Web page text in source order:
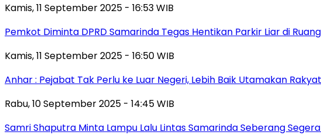
Kamis, 11 September 2025 - 16:53 WIB
Pemkot Diminta DPRD Samarinda Tegas Hentikan Parkir Liar di
Kamis, 11 September 2025 - 16:50 WIB
Anhar : Pejabat Tak Perlu ke Luar Negeri, Lebih Baik Utamakan Rakyat
Rabu, 10 September 2025 - 14:45 WIB
Samri Shaputra Minta Lampu Lalu Lintas Samarinda Seberang